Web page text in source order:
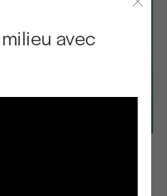
avec